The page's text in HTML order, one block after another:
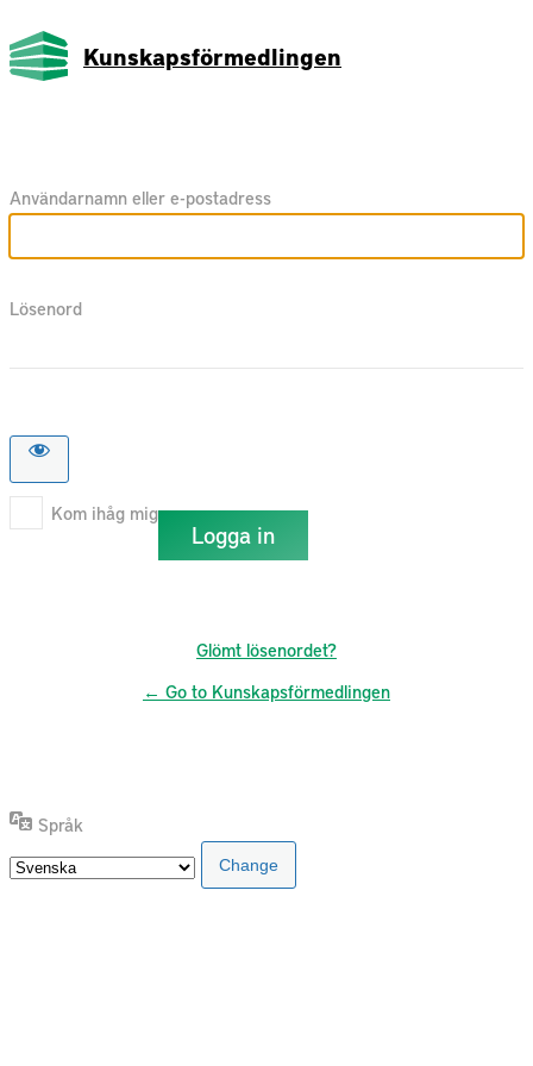
Kunskapsförmedlingen
Användarnamn eller e-postadress
Lösenord
Kom ihåg mig
Glömt lösenordet?
← Go to Kunskapsförmedlingen
Språk